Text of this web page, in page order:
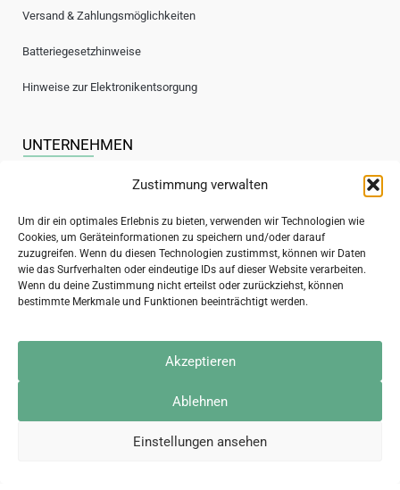
Zustimmung verwalten
Um dir ein optimales Erlebnis zu bieten, verwenden wir Technologien wie
Cookies, um Geräteinformationen zu speichern und/oder darauf
zuzugreifen. Wenn du diesen Technologien zustimmst, können wir Daten
wie das Surfverhalten oder eindeutige IDs auf dieser Website verarbeiten.
Wenn du deine Zustimmung nicht erteilst oder zurückziehst, können
bestimmte Merkmale und Funktionen beeinträchtigt werden.
Akzeptieren
Ablehnen
Einstellungen ansehen
Versand & Zahlungsmöglichkeiten
Batteriegesetzhinweise
Hinweise zur Elektronikentsorgung
UNTERNEHMEN
Kontakt
Jobs / Stellenanzeigen
Sicherer Versand